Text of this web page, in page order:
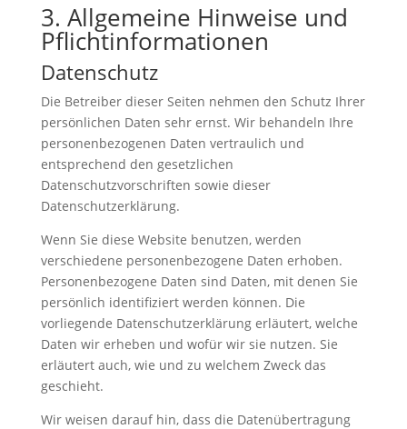
3. Allgemeine Hinweise und
Pflicht­informationen
Datenschutz
Die Betreiber dieser Seiten nehmen den Schutz Ihrer
persönlichen Daten sehr ernst. Wir behandeln Ihre
personenbezogenen Daten vertraulich und
entsprechend den gesetzlichen
Datenschutzvorschriften sowie dieser
Datenschutzerklärung.
Wenn Sie diese Website benutzen, werden
verschiedene personenbezogene Daten erhoben.
Personenbezogene Daten sind Daten, mit denen Sie
persönlich identifiziert werden können. Die
vorliegende Datenschutzerklärung erläutert, welche
Daten wir erheben und wofür wir sie nutzen. Sie
erläutert auch, wie und zu welchem Zweck das
geschieht.
Wir weisen darauf hin, dass die Datenübertragung